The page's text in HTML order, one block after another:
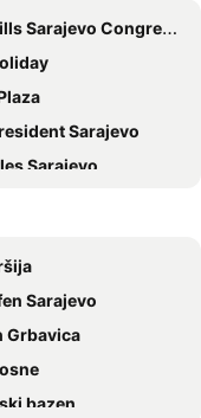
Congress & Thermal Spa Resort
Sarajevo
Sarajevo
Sarajevo
City Center
Hotel
Sarajevo
Grbavica
bazen